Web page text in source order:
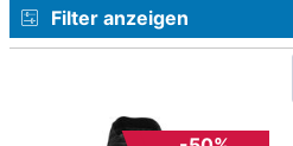
Filter anzeigen